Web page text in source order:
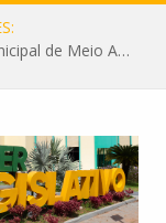
Câmara recebe palestra da Secretária Municipal de Meio Ambiente sobre as ações da “SEMANA DO MEIO AMBIENTE”